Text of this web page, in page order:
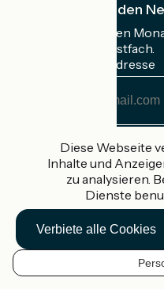
DE
Ich abonniere den
Erhalten Sie jeden
Rad in Ihrem Postfach.
Meine E-Mail-Adresse
Adresse
Gefördert im Rahmen
Accueil Vélo Pro
Kontakt
Rechtliche Informationen
Diese Webseite
Inhalte und
zu analysieren.
Dienste
Verbiete alle Cookies